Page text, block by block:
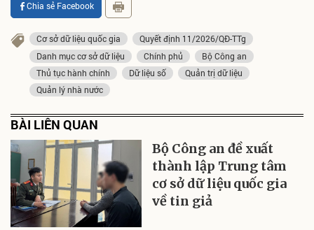
Chia sẻ Facebook
Cơ sở dữ liệu quốc gia
Quyết định 11/2026/QĐ-TTg
Danh mục cơ sở dữ liệu
Chính phủ
Bộ Công an
Thủ tục hành chính
Dữ liệu số
Quản trị dữ liệu
Quản lý nhà nước
BÀI LIÊN QUAN
Bộ Công an đề xuất
thành lập Trung tâm
cơ sở dữ liệu quốc gia
về tin giả